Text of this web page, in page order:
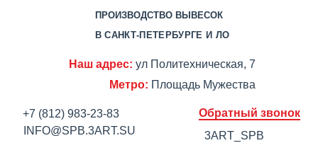
ПРОИЗВОДСТВО ВЫВЕСОК
В САНКТ-ПЕТЕРБУРГЕ И ЛО
Наш адрес: ул Политехническая, 7
Метро: Площадь Мужества
+7 (812) 983-23-83
INFO@SPB.3ART.SU
Обратный звонок
3ART_SPB